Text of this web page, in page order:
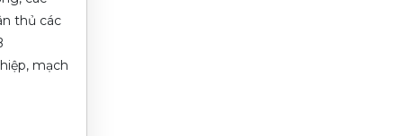
thủ các
mạch